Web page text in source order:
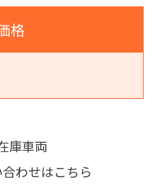
格
庫車両
わせはこちら